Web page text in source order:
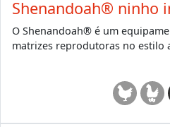
Shenandoah® ninho
O Shenandoah® é um
matrizes reprodutoras no estilo